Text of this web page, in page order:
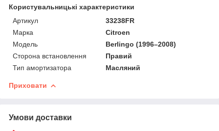
Користувальницькі характеристики
Артикул
33238FR
Марка
Citroen
Мoдель
Berlingo (1996–2008)
Сторона встановлення
Правий
Тип амортизатора
Масляний
Приховати
Умови доставки